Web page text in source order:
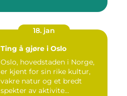
18. jan
Ting å gjøre i Oslo
Oslo, hovedstaden i Norge,
er kjent for sin rike kultur,
vakre natur og et bredt
spekter av aktivite...